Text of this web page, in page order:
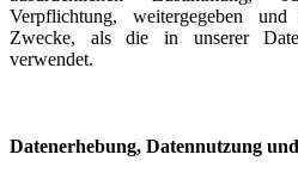
Verpflichtung, weitergegeben
Zwecke, als die in unserer
verwendet.
Datenerhebung, Datennutzung